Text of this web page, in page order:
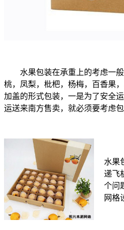
水果包装在承重上的考虑一
桃，凤梨，枇杷，杨梅，百香果
加盖的形式包装，一是为了安全
运送来南方售卖，就必须要考虑
水果
递飞
个问
网格